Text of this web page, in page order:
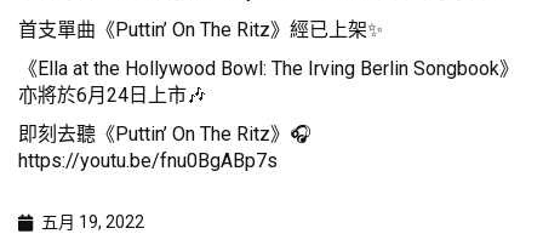
首支單曲《Puttin’ On The Ritz》經已上架✨
《Ella at the Hollywood Bowl: The Irving Berlin Songbook》
亦將於6月24日上市🎶
即刻去聽《Puttin’ On The Ritz》🎧
https://youtu.be/fnu0BgABp7s
五月 19, 2022